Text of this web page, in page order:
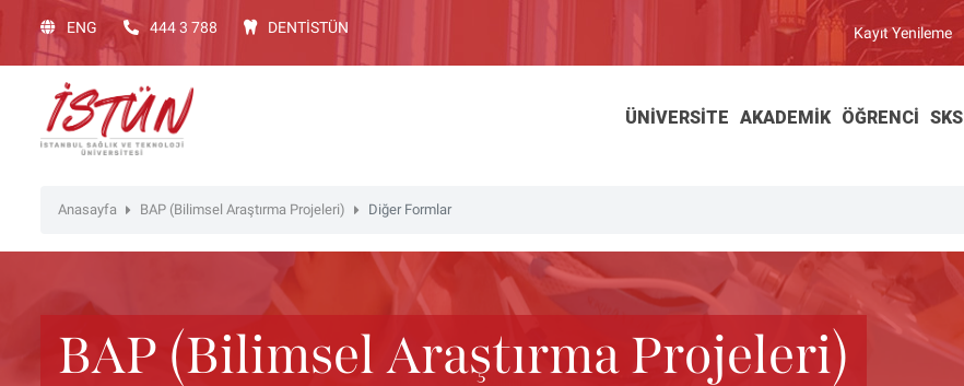
dikkat:
Bu
sitesinde,
erişilebilirliği
BiClick"
ENG 444 3 788 DENTİSTÜN Kayıt Yenileme
ÜNIVERSITE AKADEMIK ÖĞRENCI SKS
Anasayfa BAP (Bilimsel Araştırma Projeleri) Diğer Formlar
BAP (Bilimsel Araştırma Projeleri)